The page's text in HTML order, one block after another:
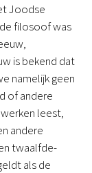
Joodse
filosoof was
is bekend dat
namelijk geen
of andere
leest,
andere
twaalfde-
als de